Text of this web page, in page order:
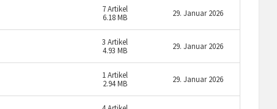
7Artikel
6.18 MB
29. Januar 2026
3 Artikel
4.93 MB
29. Januar 2026
1 Artikel
2.94 MB
29. Januar 2026